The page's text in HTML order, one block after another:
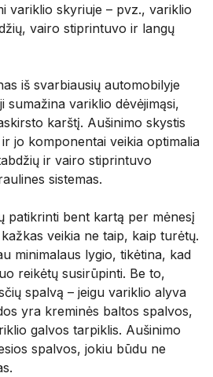
variklio skyriuje – pvz., variklio
vairo stiprintuvo ir langų
iš svarbiausių automobilyje
sumažina variklio dėvėjimąsi,
karštį. Aušinimo skystis
jo komponentai veikia optimalia
ir vairo stiprintuvo
sistemas.
patikrinti bent kartą per mėnesį
veikia ne taip, kaip turėtų.
minimalaus lygio, tikėtina, kad
reikėtų susirūpinti. Be to,
spalvą – jeigu variklio alyva
yra kreminės baltos spalvos,
galvos tarpiklis. Aušinimo
spalvos, jokiu būdu ne